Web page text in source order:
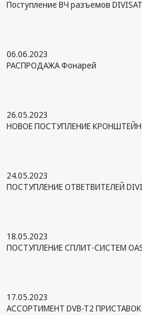
Поступление ВЧ разъемов DIVISAT
06.06.2023
РАСПРОДАЖА Фонарей
26.05.2023
НОВОЕ ПОСТУПЛЕНИЕ
24.05.2023
ПОСТУПЛЕНИЕ ОТВЕТВИТЕЛЕЙ
18.05.2023
ПОСТУПЛЕНИЕ СПЛИТ-СИСТЕМ
17.05.2023
АССОРТИМЕНТ DVB-T2